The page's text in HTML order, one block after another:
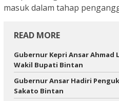
masuk dalam tahap
READ MORE
Gubernur Kepri Ansar
Wakil Bupati Bintan
Gubernur Ansar Hadiri
Sakato Bintan